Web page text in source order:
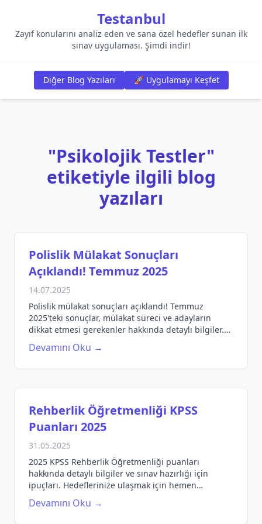
Testanbul
Zayıf konularını analiz eden ve sana özel hedefler sunan ilk
sınav uygulaması. Şimdi indir!
Diğer Blog Yazıları 🚀 Uygulamayı Keşfet
"Psikolojik Testler"
etiketiyle ilgili blog
yazıları
Polislik Mülakat Sonuçları
Açıklandı! Temmuz 2025
14.07.2025
Polislik mülakat sonuçları açıklandı! Temmuz
2025'teki sonuçlar, mülakat süreci ve adayların
dikkat etmesi gerekenler hakkında detaylı bilgiler.
Hemen öğrenin!
Devamını Oku →
Rehberlik Öğretmenliği KPSS
Puanları 2025
31.05.2025
2025 KPSS Rehberlik Öğretmenliği puanları
hakkında detaylı bilgiler ve sınav hazırlığı için
ipuçları. Hedeflerinize ulaşmak için hemen
başlayın!
Devamını Oku →